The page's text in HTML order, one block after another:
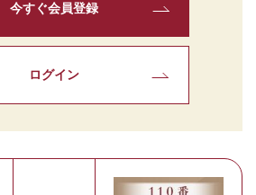
今すぐ会員登録
ログイン